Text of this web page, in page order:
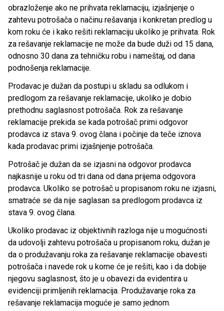
obrazloženje ako ne prihvata reklamaciju, izjašnjenje o
zahtevu potrošača o načinu rešavanja i konkretan predlog u
kom roku će i kako rešiti reklamaciju ukoliko je prihvata. Rok
za rešavanje reklamacije ne može da bude duži od 15 dana,
odnosno 30 dana za tehničku robu i nameštaj, od dana
podnošenja reklamacije.
Prodavac je dužan da postupi u skladu sa odlukom i
predlogom za rešavanje reklamacije, ukoliko je dobio
prethodnu saglasnost potrošača. Rok za rešavanje
reklamacije prekida se kada potrošač primi odgovor
prodavca iz stava 9. ovog člana i počinje da teče iznova
kada prodavac primi izjašnjenje potrošača.
Potrošač je dužan da se izjasni na odgovor prodavca
najkasnije u roku od tri dana od dana prijema odgovora
prodavca. Ukoliko se potrošač u propisanom roku ne izjasni,
smatraće se da nije saglasan sa predlogom prodavca iz
stava 9. ovog člana.
Ukoliko prodavac iz objektivnih razloga nije u mogućnosti
da udovolji zahtevu potrošača u propisanom roku, dužan je
da o produžavanju roka za rešavanje reklamacije obavesti
potrošača i navede rok u kome će je rešiti, kao i da dobije
njegovu saglasnost, što je u obavezi da evidentira u
evidenciji primljenih reklamacija. Produžavanje roka za
rešavanje reklamacija moguće je samo jednom.